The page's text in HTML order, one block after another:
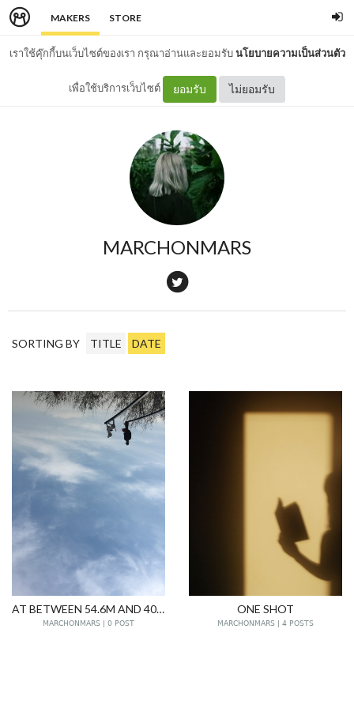
MAKERS STORE
เราใช้คุ๊กกี้บนเว็บไซต์ของเรา กรุณาอ่านและยอมรับนโยบายความเป็นส่วนตัว
เพื่อใช้บริการเว็บไซต์ ยอมรับ ไม่ยอมรับ
MARCHONMARS
SORTING BY TITLE DATE
AT BETWEEN 54.6M AND 401M KM AWAY
MARCHONMARS | 0 POST
ONE SHOT
MARCHONMARS | 4 POSTS